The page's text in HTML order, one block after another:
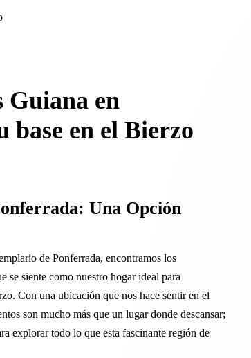
Guiana en
base en el Bierzo
Una Opción
de Ponferrada, encontramos los
se siente como nuestro hogar ideal para
Con una ubicación que nos hace sentir en el
son mucho más que un lugar donde descansar;
explorar todo lo que esta fascinante región de